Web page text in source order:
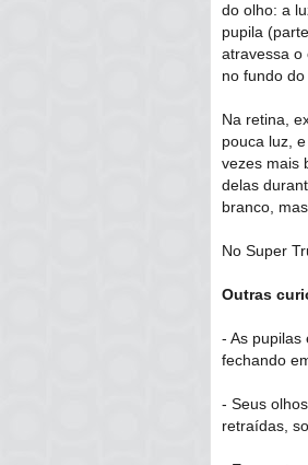
do olho: a
pupila
atravessa o
no fundo
Na retina,
pouca luz,
vezes mais
delas
branco,
No Super
Outras
- As pupilas
fechando
- Seus
retraídas,